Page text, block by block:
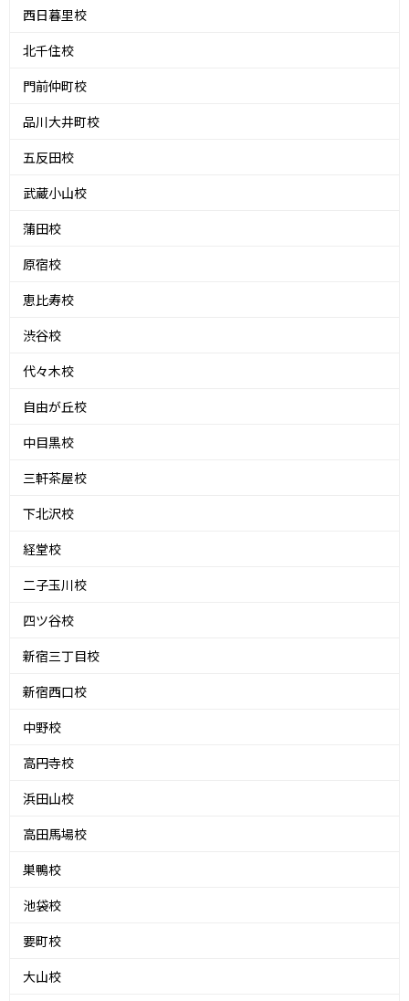
西日暮里校
北千住校
門前仲町校
品川大井町校
五反田校
武蔵小山校
蒲田校
原宿校
恵比寿校
渋谷校
代々木校
自由が丘校
中目黒校
三軒茶屋校
下北沢校
経堂校
二子玉川校
四ツ谷校
新宿三丁目校
新宿西口校
中野校
高円寺校
浜田山校
高田馬場校
巣鴨校
池袋校
要町校
大山校